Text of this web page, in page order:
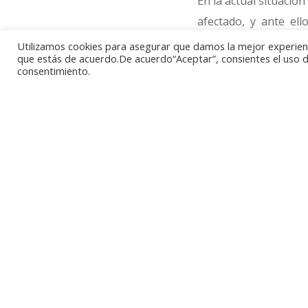
afectado, y ante
fidelizar a los de
de cuya actividad
Utilizamos cookies para asegurar que damos la mejor
que estás de acuerdo.De acuerdo“Aceptar”, consientes el
consentimiento.